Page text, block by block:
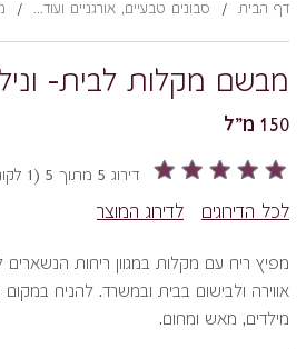
דף הבית / סבונים טבעיים, אורגניים ועוד... /
מבשם מקלות לבית-
150 מ"ל
דירוג 5 מתוך 5 (1 לקוחות)
לכל הדירוגים לדירוג המוצר
מפיץ ריח עם מקלות במגוון ריחות הנשארים
אווירה ולבישום בבית ובמשרד. להניח במקום
מילדים, מאש ומחום.